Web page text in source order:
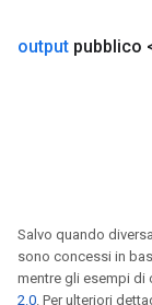
output pubblico
Salvo quando
sono concessi in
mentre gli esempi di
2.0. Per ulteriori